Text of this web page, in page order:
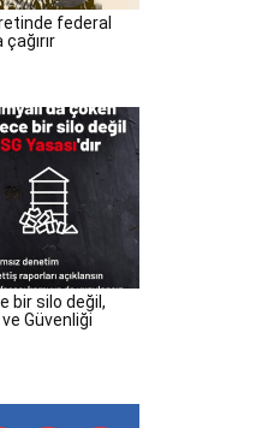
federal
bir silo değil,
ve Güvenliği